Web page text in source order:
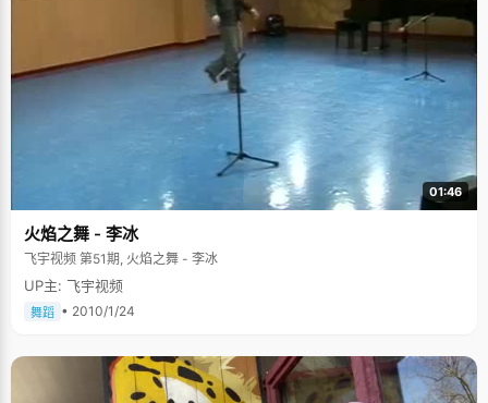
01:46
火焰之舞 - 李冰
飞宇视频 第51期, 火焰之舞 - 李冰
UP主: 飞宇视频
舞蹈 • 2010/1/24